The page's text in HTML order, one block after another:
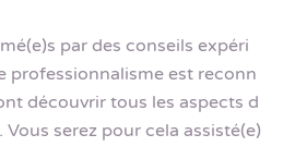
par des conseils expéri
professionnalisme est reconn
découvrir tous les aspects d
serez pour cela assisté(e)